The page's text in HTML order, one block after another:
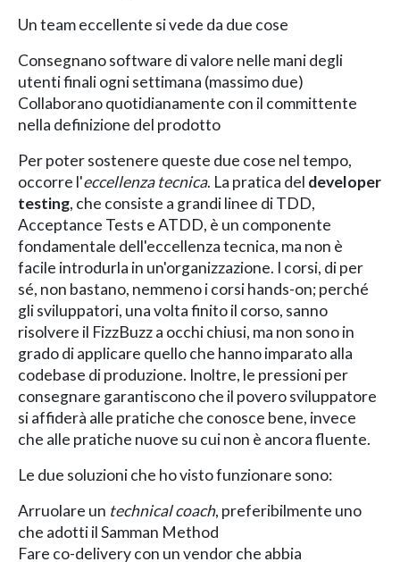
Un team eccellente si vede da due cose
Consegnano software di valore nelle mani degli
utenti finali ogni settimana (massimo due)
Collaborano quotidianamente con il committente
nella definizione del prodotto
Per poter sostenere queste due cose nel tempo,
occorre l'eccellenza tecnica. La pratica del developer
testing, che consiste a grandi linee di TDD,
Acceptance Tests e ATDD, è un componente
fondamentale dell'eccellenza tecnica, ma non è
facile introdurla in un'organizzazione. I corsi, di per
sé, non bastano, nemmeno i corsi hands-on; perché
gli sviluppatori, una volta finito il corso, sanno
risolvere il FizzBuzz a occhi chiusi, ma non sono in
grado di applicare quello che hanno imparato alla
codebase di produzione. Inoltre, le pressioni per
consegnare garantiscono che il povero sviluppatore
si affiderà alle pratiche che conosce bene, invece
che alle pratiche nuove su cui non è ancora fluente.
Le due soluzioni che ho visto funzionare sono:
Arruolare un technical coach, preferibilmente uno
che adotti il Samman Method
Fare co-delivery con un vendor che abbia